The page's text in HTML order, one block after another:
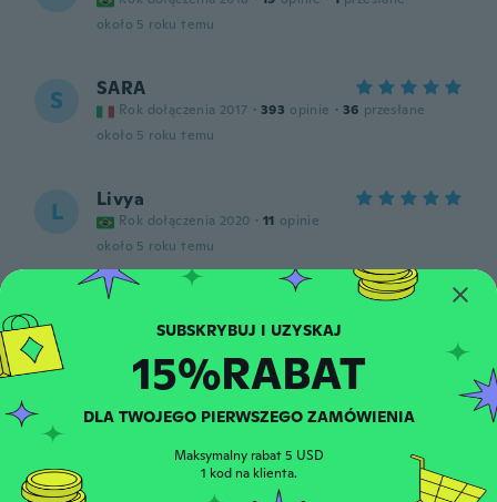
około 5 roku temu
S SARA
Rok dołączenia 2017 · 393 opinie · 36 przesłane
około 5 roku temu
L Livya
Rok dołączenia 2020 · 11 opinie
około 5 roku temu
T Rok dołączenia 2018 ·
opinie
około 5 roku temu
T Tarcy
Pequeno mais bom
około 5 roku temu
15%RABAT
DLA TWOJEGO PIERWSZEGO ZAMÓWIENIA
Maksymalny rabat 5 USD
1 kod na klienta.